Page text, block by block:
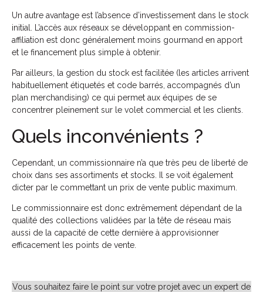
Un autre avantage est l’absence d’investissement dans le stock
initial. L’accès aux réseaux se développant en commission-
affiliation est donc généralement moins gourmand en apport
et le financement plus simple à obtenir.
Par ailleurs, la gestion du stock est facilitée (les articles arrivent
habituellement étiquetés et code barrés, accompagnés d’un
plan merchandising) ce qui permet aux équipes de se
concentrer pleinement sur le volet commercial et les clients.
Quels inconvénients ?
Cependant, un commissionnaire n’a que très peu de liberté de
choix dans ses assortiments et stocks. Il se voit également
dicter par le commettant un prix de vente public maximum.
Le commissionnaire est donc extrêmement dépendant de la
qualité des collections validées par la tête de réseau mais
aussi de la capacité de cette dernière à approvisionner
efficacement les points de vente.
Vous souhaitez faire le point sur votre projet avec un expert de